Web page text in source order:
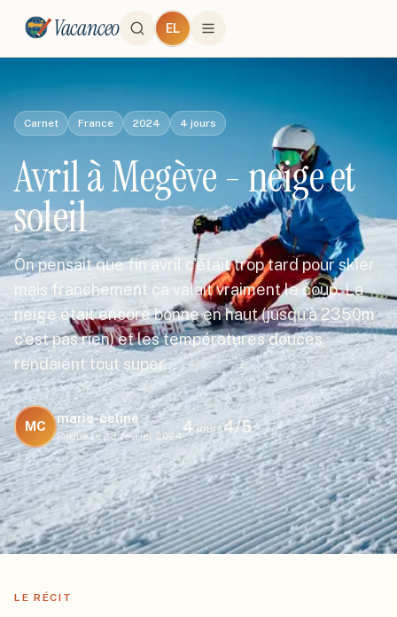
Vacanceo EL
Carnet France 2024 4 jours
Avril à Megève - neige et
soleil
On pensait que fin avril c'était trop tard pour skier
mais franchement ça valait vraiment le coup. La
neige était encore bonne en haut (jusqu'à 2350m
c'est pas rien) et les températures douces
rendaient tout super…
MC
marie-celine
Publié le 23 février 2024
4jours4/5
LE RÉCIT